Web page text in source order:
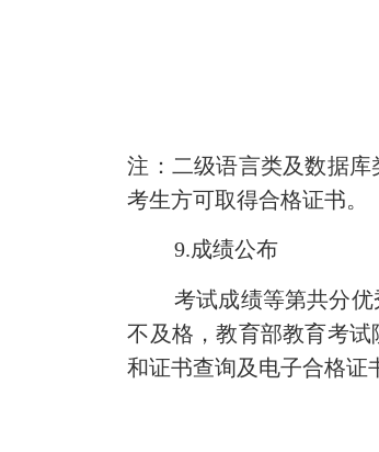
注：二级语言类及数据库
考生方可取得合格证书。
9.成绩公布
考试成绩等第共分优
不及格，教育部教育考试
和证书查询及电子合格证